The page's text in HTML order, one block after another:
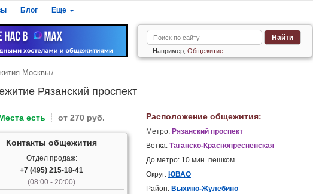
Блог Еще
Найти
Например, Общежитие
Москвы
Рязанский проспект
есть от 270 руб.
Контакты общежития
Отдел продаж:
+7 (495) 215-18-41
(08:00 - 20:00)
Расположение общежития:
Метро: Рязанский проспект
Ветка: Таганско-Краснопресненская
До метро: 10 мин. пешком
Округ: ЮВАО
Район: Выхино-Жулебино